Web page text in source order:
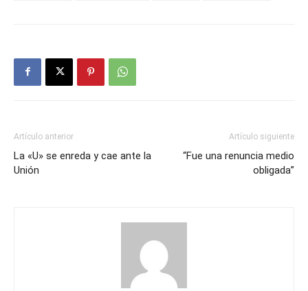
Artículo anterior
La «U» se enreda y cae ante la
Unión
Artículo siguiente
“Fue una renuncia medio
obligada”